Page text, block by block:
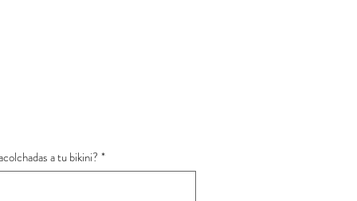
a tu bikini? *